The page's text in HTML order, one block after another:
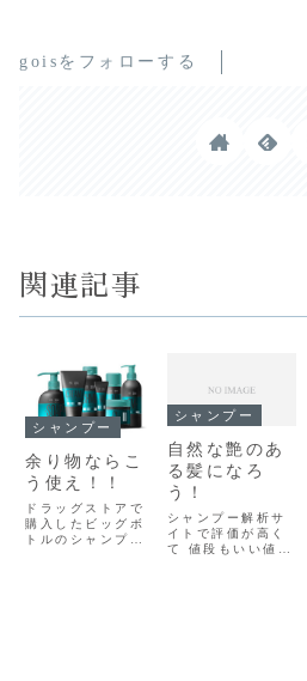
goisをフォローする
関連記事
シャンプー
余り物ならこ
う使え！！
ドラッグストアで
購入したビッグボ
トルのシャンプ―
シャンプー
自然な艶のあ
る髪になろ
う！
シャンプー解析サ
イトで評価が高く
て 値段もいい値段